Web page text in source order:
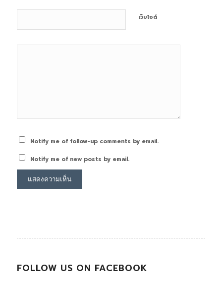
เว็บไซต์
Notify me of follow-up comments by email.
Notify me of new posts by email.
FOLLOW US ON FACEBOOK